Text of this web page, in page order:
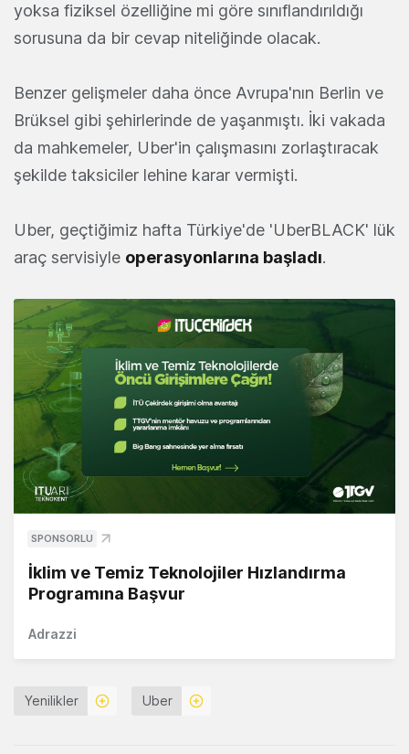
yoksa fiziksel özelliğine mi göre sınıflandırıldığı
sorusuna da bir cevap niteliğinde olacak.
Benzer gelişmeler daha önce Avrupa'nın Berlin ve
Brüksel gibi şehirlerinde de yaşanmıştı. İki vakada
da mahkemeler, Uber'in çalışmasını zorlaştıracak
şekilde taksiciler lehine karar vermişti.
Uber, geçtiğimiz hafta Türkiye'de 'UberBLACK' lük
araç servisiyle operasyonlarına başladı.
SPONSORLU
İklim ve Temiz Teknolojiler Hızlandırma
Programına Başvur
Adrazzi
Yenilikler Uber